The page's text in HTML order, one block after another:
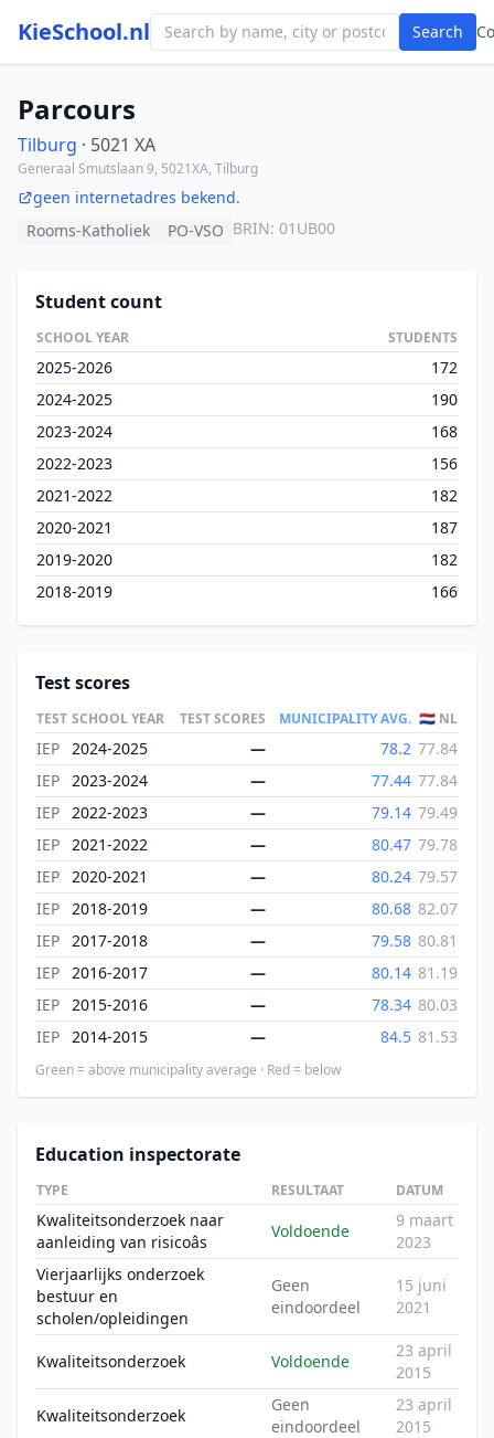
KieSchool.nl Search
Parcours
Tilburg · 5021 XA
Generaal Smutslaan 9, 5021XA, Tilburg
geen internetadres bekend.
Rooms-Katholiek
PO-VSO BRIN: 01UB00
Student count
SCHOOL YEAR STUDENTS
2025-2026
172
2024-2025
190
2023-2024
168
2022-2023
156
2021-2022
182
2020-2021
187
2019-2020
182
2018-2019
166
Test scores
TEST SCHOOL YEAR TEST SCORES MUNICIPALITY AVG. 🇳🇱 NL
IEP 2024-2025 — 78.2 77.84
IEP 2023-2024 — 77.44 77.84
IEP 2022-2023 — 79.14 79.49
IEP 2021-2022 — 80.47 79.78
IEP 2020-2021 — 80.24 79.57
IEP 2018-2019 — 80.68 82.07
IEP 2017-2018 — 79.58 80.81
IEP 2016-2017 — 80.14 81.19
IEP 2015-2016 — 78.34 80.03
IEP 2014-2015 — 84.5 81.53
Green = above municipality average · Red = below
Education inspectorate
TYPE RESULTAAT DATUM
Kwaliteitsonderzoek naar
aanleiding van risicoâs
Voldoende
9 maart
2023
Vierjaarlijks onderzoek
bestuur en
scholen/opleidingen
Geen
eindoordeel
15 juni
2021
Kwaliteitsonderzoek Voldoende
23 april
2015
Kwaliteitsonderzoek
Geen
eindoordeel
23 april
2015